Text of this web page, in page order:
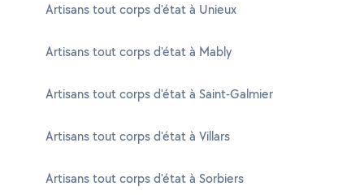
Artisans tout corps d'état à Unieux
Artisans tout corps d'état à Mably
Artisans tout corps d'état à Saint-Galmier
Artisans tout corps d'état à Villars
Artisans tout corps d'état à Sorbiers